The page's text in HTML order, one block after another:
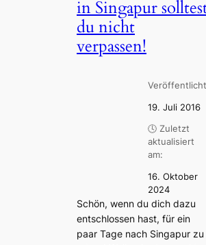
in Singapur
du nicht
verpassen!
19. Juli 2016
🕓 Zuletzt
aktualisiert
am:
16. Oktober
2024
Schön, wenn du dich dazu
entschlossen hast, für ein
paar Tage nach Singapur zu